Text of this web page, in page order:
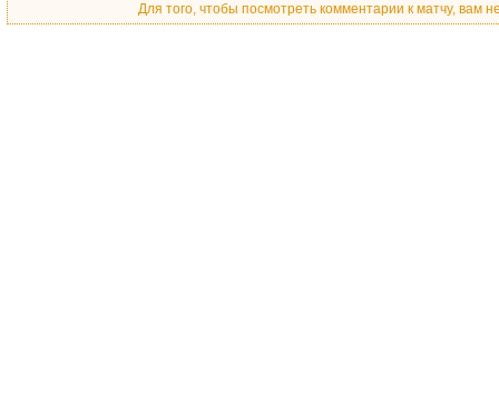
Для того, чтобы посмотреть комментарии к матчу, вам